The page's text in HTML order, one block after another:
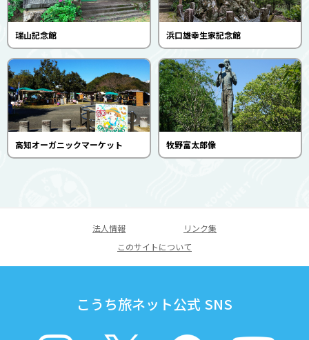
瑞山記念館 浜口雄幸生家記念館
高知オーガニックマーケット 牧野富太郎像
法人情報
リンク集
このサイトについて
こうち旅ネット公式 SNS